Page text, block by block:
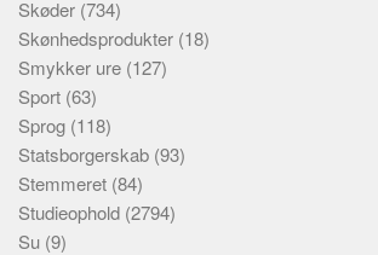
Skøder (734)
Skønhedsprodukter (18)
Smykker ure (127)
Sport (63)
Sprog (118)
Statsborgerskab (93)
Stemmeret (84)
Studieophold (2794)
Su (9)